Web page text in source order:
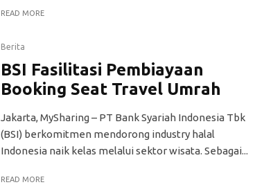
READ MORE
Berita
BSI Fasilitasi Pembiayaan
Booking Seat Travel Umrah
Jakarta, MySharing – PT Bank Syariah Indonesia Tbk
(BSI) berkomitmen mendorong industry halal
Indonesia naik kelas melalui sektor wisata. Sebagai...
READ MORE